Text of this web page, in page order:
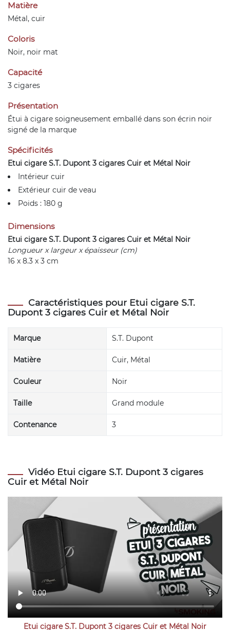
Matière
Métal, cuir
Coloris
Noir, noir mat
Capacité
3 cigares
Présentation
Étui à cigare soigneusement emballé dans son écrin noir
signé de la marque
Spécificités
Etui cigare S.T. Dupont 3 cigares Cuir et Métal Noir
Intérieur cuir
Extérieur cuir de veau
Poids : 180 g
Dimensions
Etui cigare S.T. Dupont 3 cigares Cuir et Métal Noir
Longueur x largeur x épaisseur (cm)
16 x 8.3 x 3 cm
Caractéristiques pour Etui cigare S.T.
Dupont 3 cigares Cuir et Métal Noir
Marque S.T. Dupont
Matière Cuir, Métal
Couleur Noir
Taille Grand module
Contenance 3
Vidéo Etui cigare S.T. Dupont 3 cigares
Cuir et Métal Noir
Etui cigare S.T. Dupont 3 cigares Cuir et Métal Noir